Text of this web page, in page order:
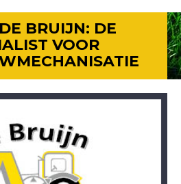
BRUIJN: DE
VOOR